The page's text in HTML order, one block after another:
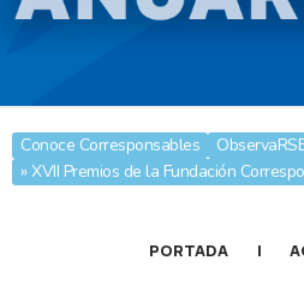
Conoce Corresponsables
» XVII Premios de la Fundación
PORTADA |